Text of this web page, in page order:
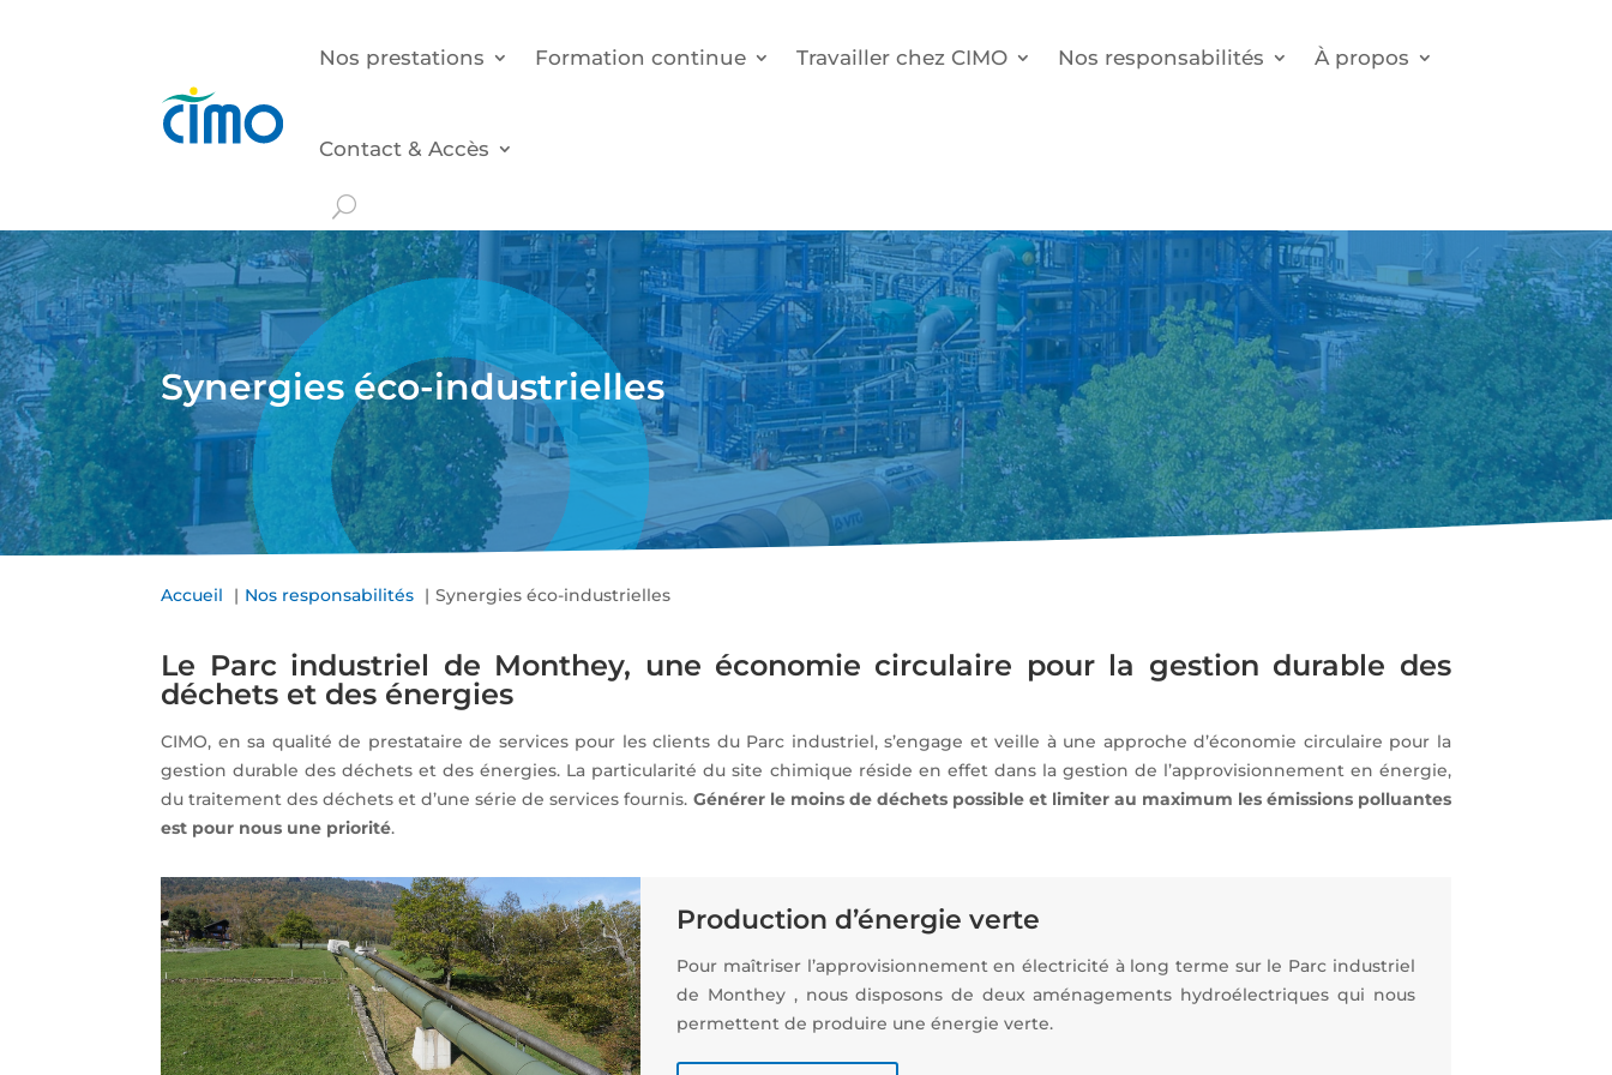
Nos prestations Formation continue Travailler chez CIMO Nos responsabilités À propos
Contact & Accès
Synergies éco-industrielles
Accueil Nos responsabilités Synergies éco-industrielles
Le Parc industriel de Monthey, une économie circulaire pour la gestion durable des
déchets et des énergies
CIMO, en sa qualité de prestataire de services pour les clients du Parc industriel, s’engage et veille à une approche d’économie circulaire pour la
gestion durable des déchets et des énergies. La particularité du site chimique réside en effet dans la gestion de l’approvisionnement en énergie,
du traitement des déchets et d’une série de services fournis. Générer le moins de déchets possible et limiter au maximum les émissions polluantes
est pour nous une priorité.
Production d’énergie verte
Pour maîtriser l’approvisionnement en électricité à long terme sur le Parc industriel
de Monthey , nous disposons de deux aménagements hydroélectriques qui nous
permettent de produire une énergie verte.